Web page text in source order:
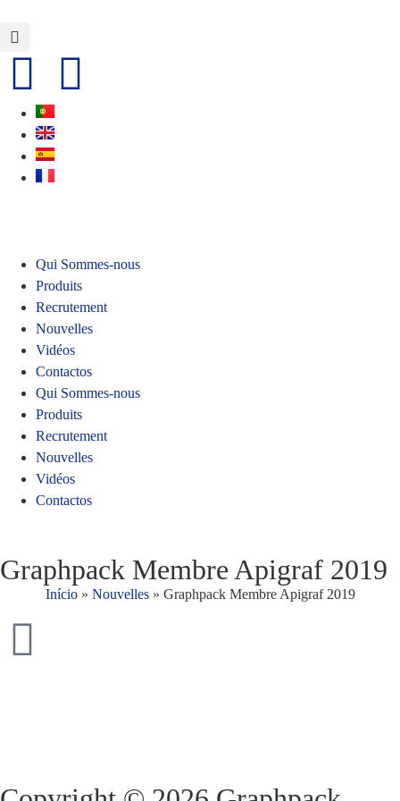
Qui Sommes-nous
Produits
Recrutement
Nouvelles
Vidéos
Contactos
Qui Sommes-nous
Produits
Recrutement
Nouvelles
Vidéos
Contactos
Graphpack Membre Apigraf 2019
Início» Nouvelles» Graphpack Membre Apigraf 2019